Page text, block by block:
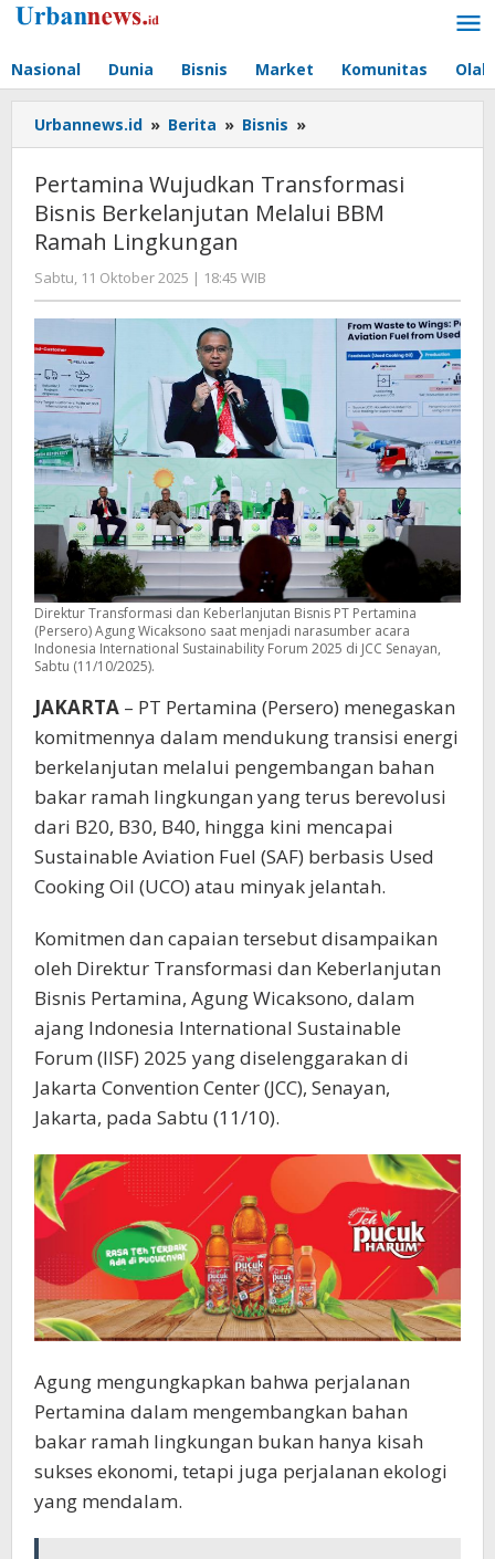
Lewati
Nasional Dunia Bisnis Market Komunitas
Urbannews.id » Berita » Bisnis »
Wujudkan
Bisnis
Berkelanjutan
Lingkungan
Pertamina Wujudkan Transformasi
Bisnis Berkelanjutan Melalui BBM
Ramah Lingkungan
Sabtu, 11 Oktober 2025 | 18:45 WIB
Editor
Direktur Transformasi dan Keberlanjutan Bisnis PT Pertamina
(Persero) Agung Wicaksono saat menjadi narasumber acara
Indonesia International Sustainability Forum 2025 di JCC Senayan,
Sabtu (11/10/2025).
JAKARTA – PT Pertamina (Persero) menegaskan
komitmennya dalam mendukung transisi energi
berkelanjutan melalui pengembangan bahan
bakar ramah lingkungan yang terus berevolusi
dari B20, B30, B40, hingga kini mencapai
Sustainable Aviation Fuel (SAF) berbasis Used
Cooking Oil (UCO) atau minyak jelantah.
Komitmen dan capaian tersebut disampaikan
oleh Direktur Transformasi dan Keberlanjutan
Bisnis Pertamina, Agung Wicaksono, dalam
ajang Indonesia International Sustainable
Forum (IISF) 2025 yang diselenggarakan di
Jakarta Convention Center (JCC), Senayan,
Jakarta, pada Sabtu (11/10).
Agung mengungkapkan bahwa perjalanan
Pertamina dalam mengembangkan bahan
bakar ramah lingkungan bukan hanya kisah
sukses ekonomi, tetapi juga perjalanan ekologi
yang mendalam.